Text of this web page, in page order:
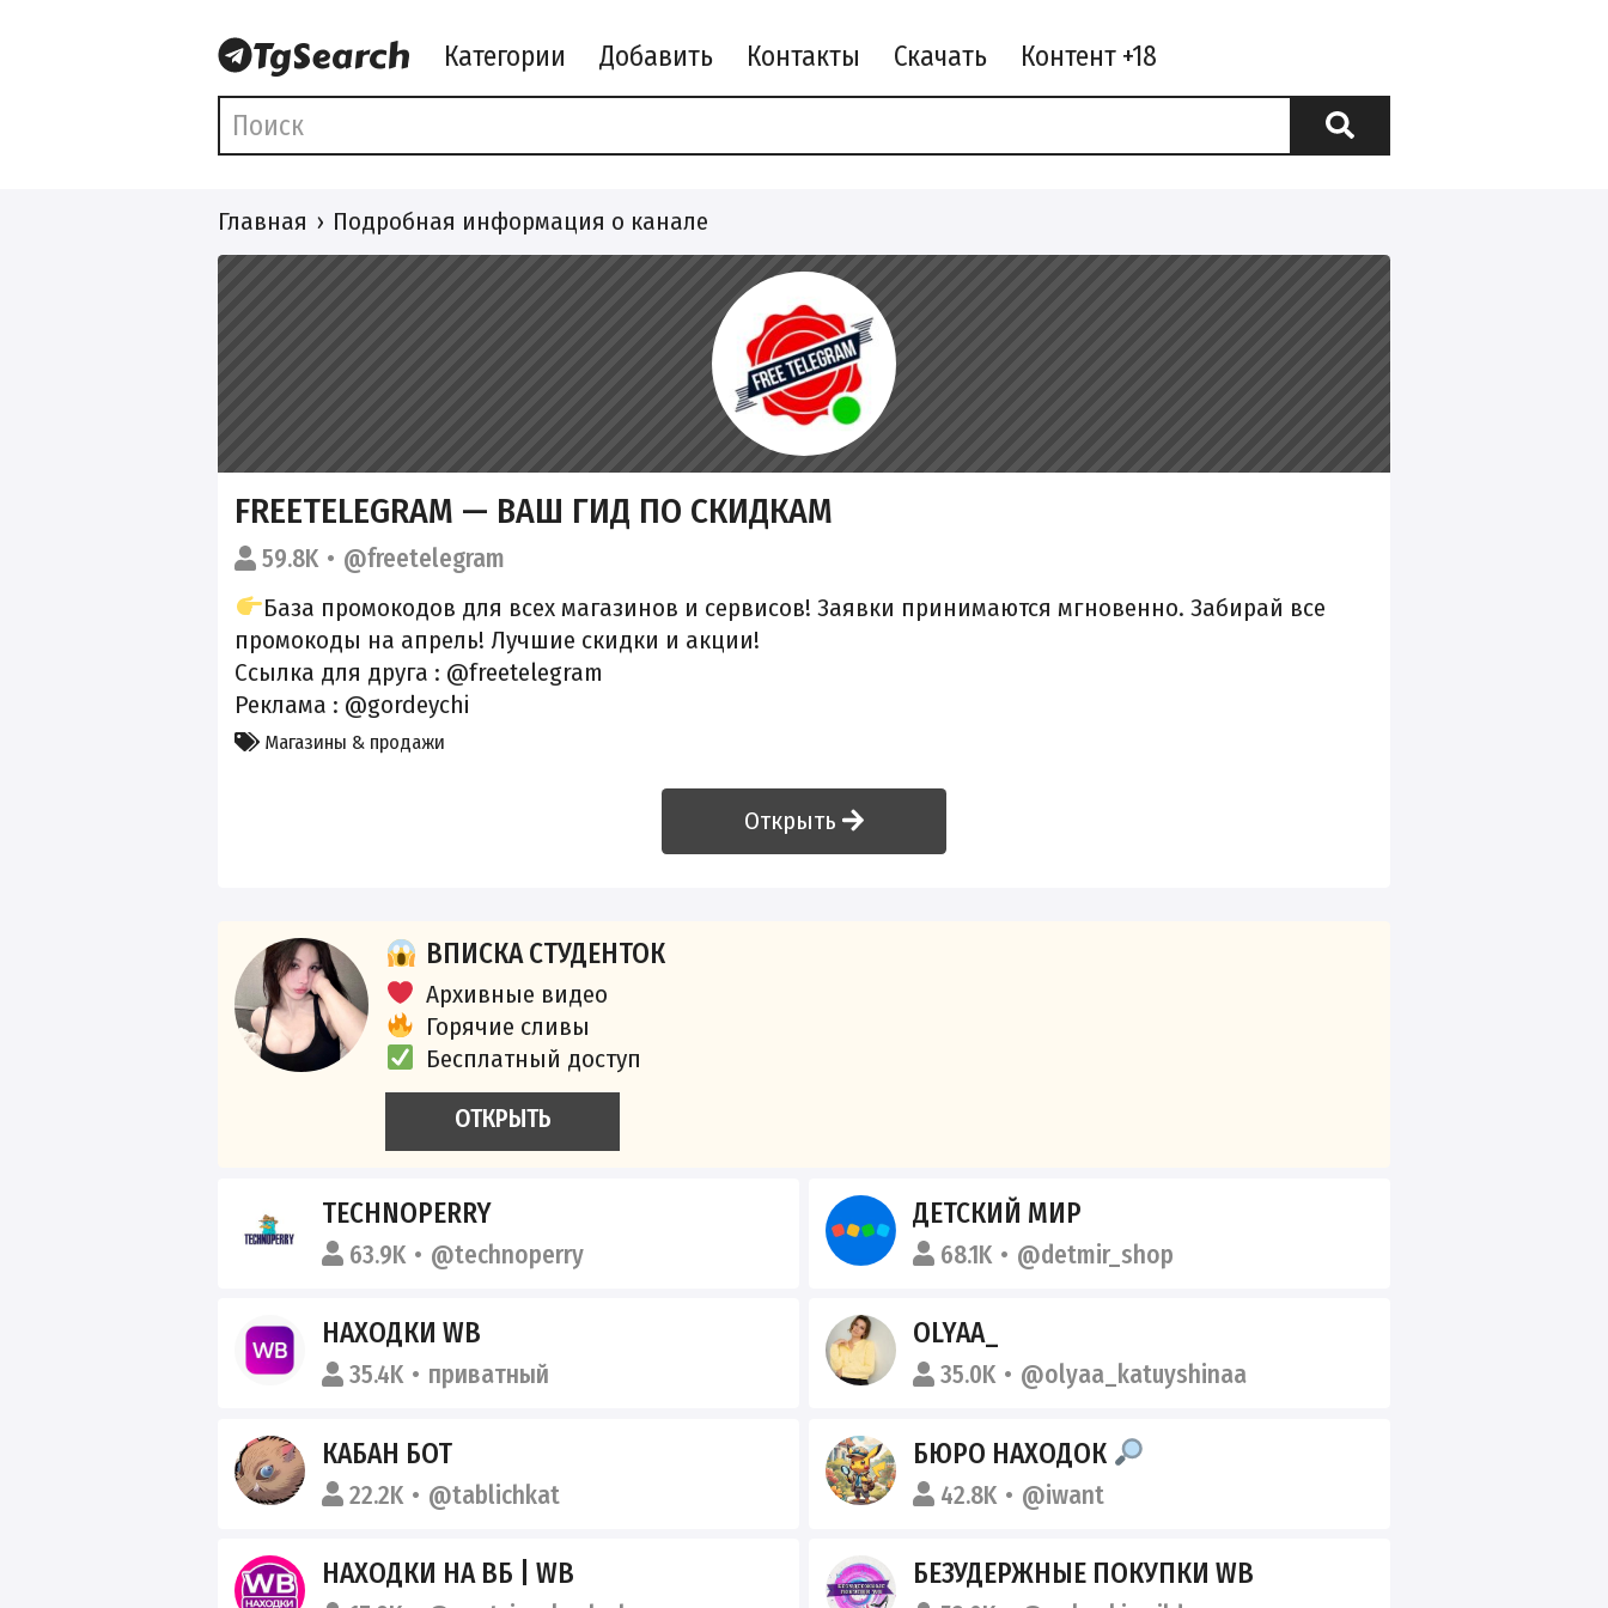
Категории Добавить Контакты Скачать
Главная Подробная информация о канале
FREETELEGRAM — ВАШ ГИД ПО СКИДКАМ
59.8K
@freetelegram
База промокодов для всех магазинов и сервисов! Заявки принимаются мгновенно. Забирай все
промокоды на апрель! Лучшие скидки и акции!
Ссылка для друга : @freetelegram
Реклама : @gordeychi
Магазины & продажи
Открыть
ВПИСКА СТУДЕНТОК
Архивные видео
Горячие сливы
Бесплатный доступ
ОТКРЫТЬ
TECHNOPERRY
63.9K @technoperry
ДЕТСКИЙ МИР
68.1K @detmir_shop
НАХОДКИ WB
35.4K приватный
OLYAA_
35.0K @olyaa_katuyshinaa
КАБАН БОТ
22.2K @tablichkat
БЮРО НАХОДОК
42.8K @iwant
НАХОДКИ НА ВБ | WB БЕЗУДЕРЖНЫЕ ПОКУПКИ WB